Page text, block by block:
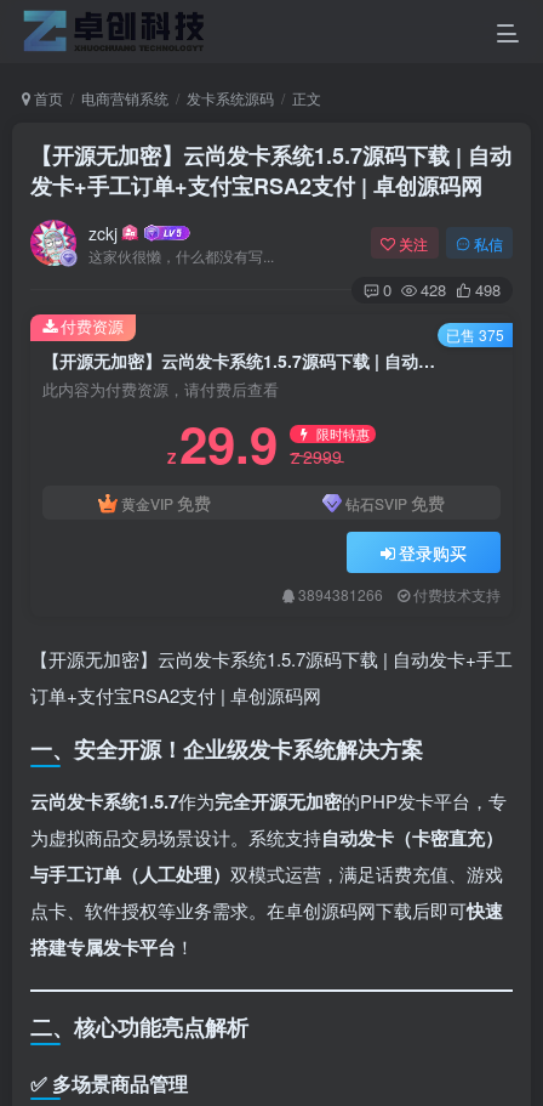
首页 电商营销系统 发卡系统源码 正文
【开源无加密】云尚发卡系统1.5.7源码下载 | 自动
发卡+手工订单+支付宝RSA2支付 | 卓创源码网
zckj
这家伙很懒，什么都没有写...
关注 私信
0 428 498
【开源无加密】云尚发卡系统1.5.7源码下载 | 自动发卡+手工订单+支付宝RSA2支付 | 卓创源码网
此内容为付费资源，请付费后查看
Z 29.9 限时特惠
Z2999
黄金VIP 免费 钻石SVIP 免费
登录购买
3894381266 付费技术支持
付费资源 已售 375
【开源无加密】云尚发卡系统1.5.7源码下载 | 自动发卡+手工
订单+支付宝RSA2支付 | 卓创源码网
一、安全开源！企业级发卡系统解决方案
云尚发卡系统1.5.7作为完全开源无加密的PHP发卡平台，专
为虚拟商品交易场景设计。系统支持自动发卡（卡密直充）
与手工订单（人工处理）​ 双模式运营，满足话费充值、游戏
点卡、软件授权等业务需求。在卓创源码网下载后即可快速
搭建专属发卡平台 ！
二、核心功能亮点解析
✅ 多场景商品管理